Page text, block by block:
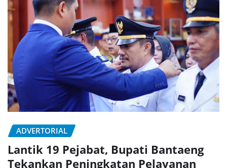
ADVERTORIAL
Lantik 19 Pejabat, Bupati Bantaeng
Tekankan Peningkatan Pelayanan